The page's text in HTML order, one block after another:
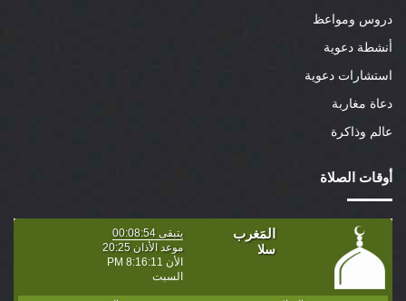
دروس ومواعظ
أنشطة دعوية
استشارات دعوية
دعاة مغاربة
عالم وذاكرة
أوقات الصلاة